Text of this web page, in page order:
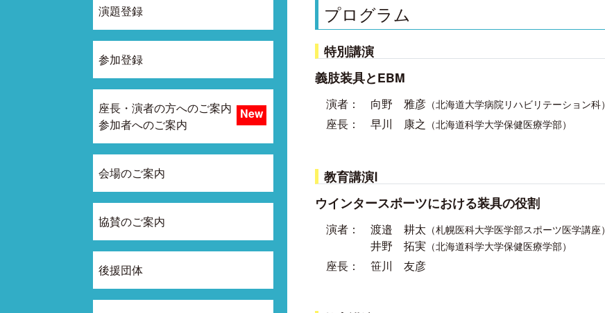
演題登録
参加登録
座長・演者の方へのご案内
参加者へのご案内
会場のご案内
協賛のご案内
後援団体
プログラム
特別講演
義肢装具とEBM
演者： 向野 雅彦 （北海道大学病院リハビリテーション科）
座長： 早川 康之 （北海道科学大学保健医療学部）
教育講演Ⅰ
ウインタースポーツにおける装具の役割
演者： 渡邉 耕太 （札幌医科大学医学部スポーツ医学講座）
井野 拓実 （北海道科学大学保健医療学部）
座長： 笹川 友彦